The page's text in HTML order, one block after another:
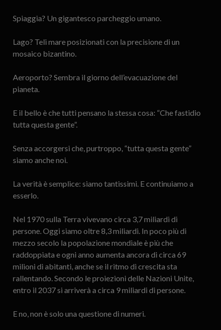
Spiaggia? Un gigantesco parcheggio umano.
Lago? Teli mare posizionati con la precisione di un
mosaico bizantino.
Aeroporto? Sembra il giorno dell’evacuazione del
pianeta.
E il bello è che tutti pensano la stessa cosa: “Che fastidio
tutta questa gente”.
Senza accorgersi che, purtroppo, “tutta questa gente”
siamo anche noi.
La verità è semplice: siamo tantissimi. E continuiamo a
esserlo.
Nel 1970 sulla Terra vivevano circa 3,7 miliardi di
persone. Oggi siamo oltre 8,3 miliardi. In poco più di
mezzo secolo la popolazione mondiale è più che
raddoppiata e ogni anno aumenta ancora di circa 69
milioni di abitanti, anche se il ritmo di crescita sta
rallentando. Secondo le proiezioni delle Nazioni Unite,
entro il 2037 si arriverà a circa 9 miliardi di persone.
E no, non è solo una questione di numeri.